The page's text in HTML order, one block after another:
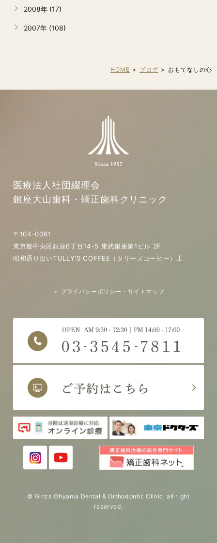
2008年 (17)
2007年 (108)
HOME ブログ おもてなしの心
医療法人社団綴理会
銀座大山歯科・矯正歯科クリニック
〒104-0061
東京都中央区銀座6丁目14-5 東武銀座第1ビル 2F
昭和通り沿いTULLY'S COFFEE（タリーズコーヒー）上
＞ プライバシーポリシー・サイトマップ
© Ginza Ohyama Dental & Orthodontic Clinic. all right
reserved.